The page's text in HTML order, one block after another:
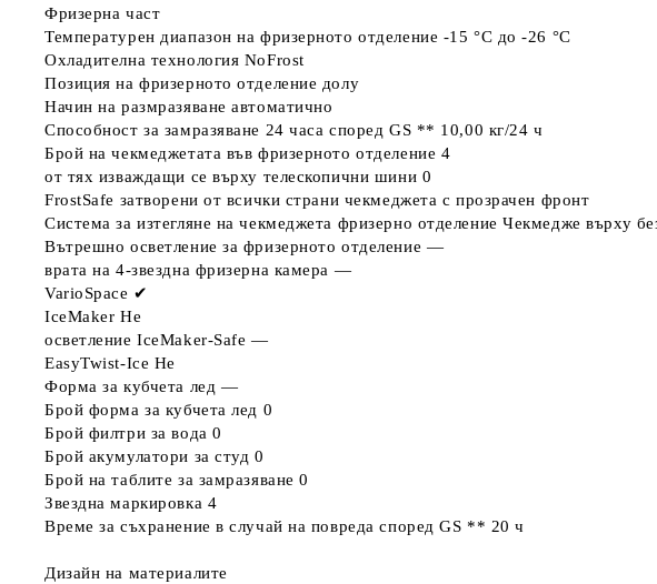
Фризерна част
Температурен диапазон на фризерното отделение -15 °C до -26 °C
Охладителна технология NoFrost
Позиция на фризерното отделение долу
Начин на размразяване автоматично
Способност за замразяване 24 часа според GS ** 10,00 кг/24 ч
Брой на чекмеджетата във фризерното отделение 4
от тях изваждащи се върху телескопични шини 0
FrostSafe затворени от всички страни чекмеджета с прозрачен фронт
Система за изтегляне на чекмеджета фризерно отделение Чекмедже върху
Вътрешно осветление за фризерното отделение —
врата на 4-звездна фризерна камера —
VarioSpace ✔
IceMaker Не
осветление IceMaker-Safe —
EasyTwist-Ice Не
Форма за кубчета лед —
Брой форма за кубчета лед 0
Брой филтри за вода 0
Брой акумулатори за студ 0
Брой на таблите за замразяване 0
Звездна маркировка 4
Време за съхранение в случай на повреда според GS ** 20 ч
Дизайн на материалите